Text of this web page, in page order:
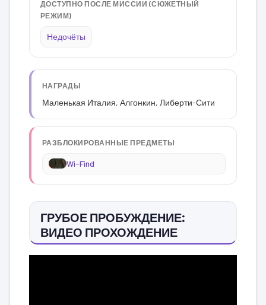
ДОСТУПНО ПОСЛЕ МИССИИ (СЮЖЕТНЫЙ
РЕЖИМ)
Недочёты
НАГРАДЫ
Маленькая Италия, Алгонкин, Либерти-Сити
РАЗБЛОКИРОВАННЫЕ ПРЕДМЕТЫ
Wi-Find
ГРУБОЕ ПРОБУЖДЕНИЕ:
ВИДЕО ПРОХОЖДЕНИЕ